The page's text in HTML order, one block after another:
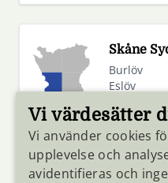
Skåne
Burlöv
Eslöv
Höör
Kävlinge
Lomma
Lund
Vi värdesätter
Vi använder cookies
upplevelse och
avidentifieras och